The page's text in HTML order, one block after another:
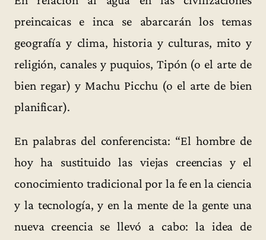
preincaicas e inca se abarcarán los temas
geografía y clima, historia y culturas, mito y
religión, canales y puquios, Tipón (o el arte de
bien regar) y Machu Picchu (o el arte de bien
planificar).
En palabras del conferencista: “El hombre de
hoy ha sustituido las viejas creencias y el
conocimiento tradicional por la fe en la ciencia
y la tecnología, y en la mente de la gente una
nueva creencia se llevó a cabo: la idea de